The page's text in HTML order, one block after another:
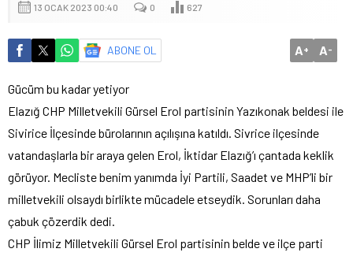
13 OCAK 2023 00:40 0 627
ABONE OL A+ A-
Gücüm bu kadar yetiyor
Elazığ CHP Milletvekili Gürsel Erol partisinin Yazıkonak beldesi ile
Sivirice İlçesinde bürolarının açılışına katıldı. Sivrice ilçesinde
vatandaşlarla bir araya gelen Erol, İktidar Elazığ’ı çantada keklik
görüyor. Mecliste benim yanımda İyi Partili, Saadet ve MHP’li bir
milletvekili olsaydı birlikte mücadele etseydik. Sorunları daha
çabuk çözerdik dedi.
CHP İlimiz Milletvekili Gürsel Erol partisinin belde ve ilçe parti